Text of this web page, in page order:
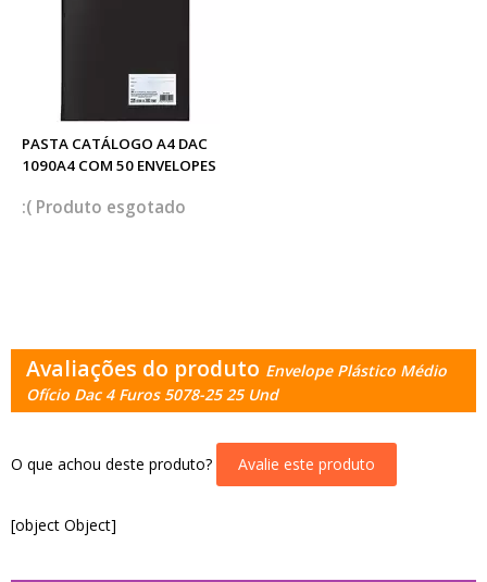
PASTA CATÁLOGO A4 DAC
1090A4 COM 50 ENVELOPES
esgotado
Avaliações do produto Envelope Plástico Médio
Ofício Dac 4 Furos 5078-25 25 Und
O que achou deste produto? Avalie este produto
[object Object]